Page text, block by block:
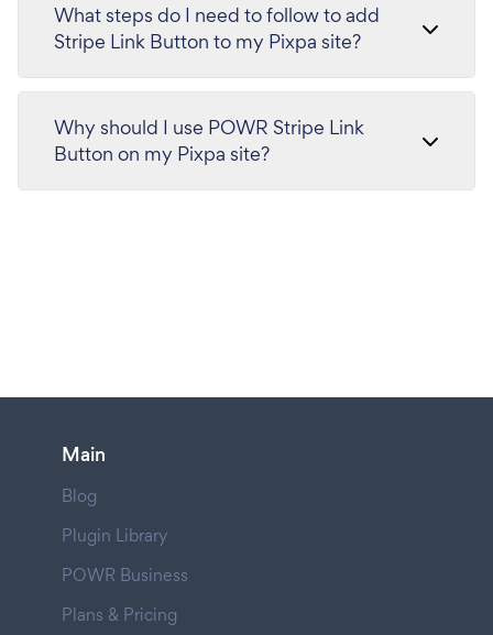
What steps do I need to follow to add
Stripe Link Button to my Pixpa site?
Why should I use POWR Stripe Link
Button on my Pixpa site?
Main
Blog
Plugin Library
POWR Business
Plans & Pricing